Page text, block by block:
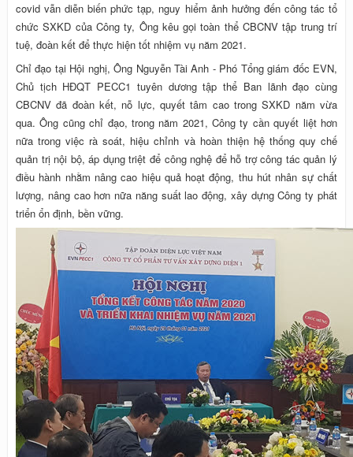
covid vẫn diễn biến phức tạp, nguy hiểm ảnh hưởng đến công tác tổ
chức SXKD của Công ty, Ông kêu gọi toàn thể CBCNV tập trung trí
tuệ, đoàn kết để thực hiện tốt nhiệm vụ năm 2021.
Chỉ đạo tại Hội nghị, Ông Nguyễn Tài Anh - Phó Tổng giám đốc EVN,
Chủ tịch HĐQT PECC1 tuyên dương tập thể Ban lãnh đạo cùng
CBCNV đã đoàn kết, nỗ lực, quyết tâm cao trong SXKD năm vừa
qua. Ông cũng chỉ đạo, trong năm 2021, Công ty cần quyết liệt hơn
nữa trong việc rà soát, hiệu chỉnh và hoàn thiện hệ thống quy chế
quản trị nội bộ, áp dụng triệt để công nghệ để hỗ trợ công tác quản lý
điều hành nhằm nâng cao hiệu quả hoạt động, thu hút nhân sự chất
lượng, nâng cao hơn nữa năng suất lao động, xây dựng Công ty phát
triển ổn định, bền vững.